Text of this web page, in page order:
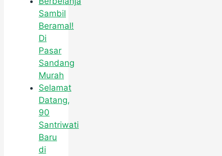
Sambil
Beramal!
Di
Pasar
Sandang
Murah
Selamat
Datang,
90
Santriwati
Baru
di